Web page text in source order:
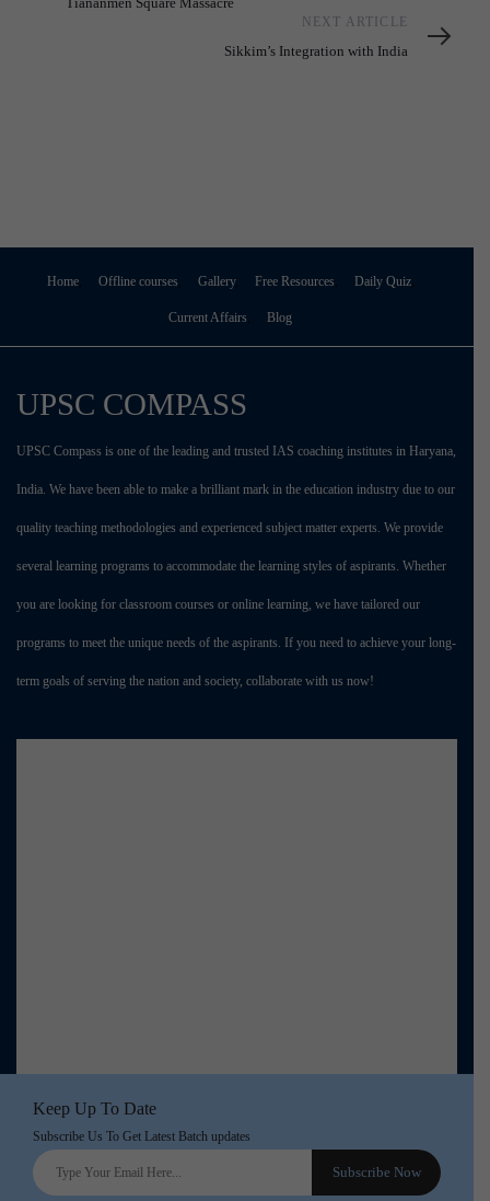
NEXT ARTICLE
Sikkim’s Integration with India
Home Offline courses Gallery Free Resources Daily Quiz
Current Affairs Blog
UPSC COMPASS
UPSC Compass is one of the leading and trusted IAS coaching institutes in Haryana,
India. We have been able to make a brilliant mark in the education industry due to our
quality teaching methodologies and experienced subject matter experts. We provide
several learning programs to accommodate the learning styles of aspirants. Whether
you are looking for classroom courses or online learning, we have tailored our
programs to meet the unique needs of the aspirants. If you need to achieve your long-
term goals of serving the nation and society, collaborate with us now!
Keep Up To Date
Subscribe Us To Get Latest Batch updates